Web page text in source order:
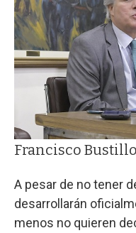
Francisco
A pesar de no tener
desarrollarán
menos no quieren